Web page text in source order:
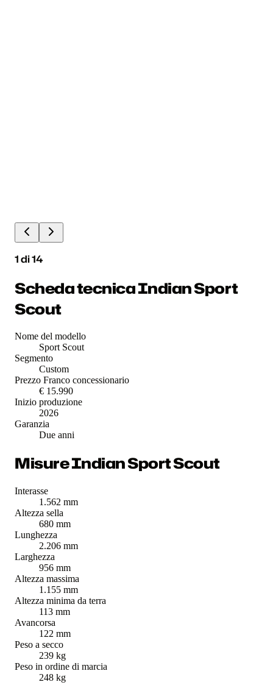
1di14
Scheda tecnica Indian Sport
Scout
Nome del modello
Sport Scout
Segmento
Custom
Prezzo Franco concessionario
€ 15.990
Inizio produzione
2026
Garanzia
Due anni
Misure Indian Sport Scout
Interasse
1.562 mm
Altezza sella
680 mm
Lunghezza
2.206 mm
Larghezza
956 mm
Altezza massima
1.155 mm
Altezza minima da terra
113 mm
Avancorsa
122 mm
Peso a secco
239 kg
Peso in ordine di marcia
248 kg